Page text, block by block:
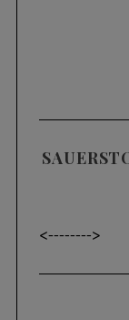
<-------->